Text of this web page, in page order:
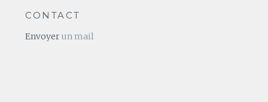
CONTACT
Envoyerun mail